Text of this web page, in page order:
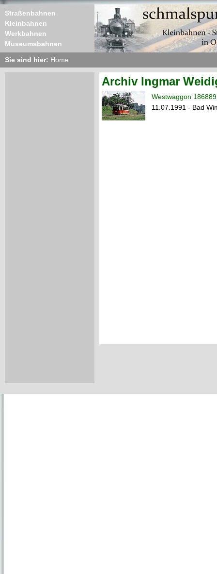
Straßenbahnen
Kleinbahnen
Werkbahnen
Museumsbahnen
Sie sind hier: Home
Archiv Ingmar
Westwaggon
11.07.1991 - Bad